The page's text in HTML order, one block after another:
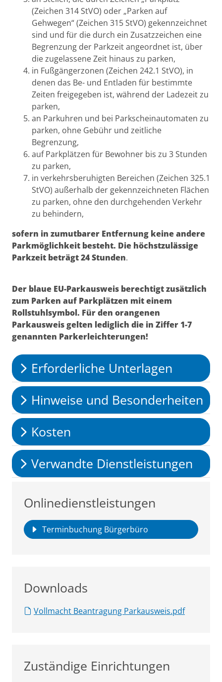
(Zeichen 314 StVO) oder „Parken auf
Gehwegen“ (Zeichen 315 StVO) gekennzeichnet
sind und für die durch ein Zusatzzeichen eine
Begrenzung der Parkzeit angeordnet ist, über
die zugelassene Zeit hinaus zu parken,
in Fußgängerzonen (Zeichen 242.1 StVO), in
denen das Be- und Entladen für bestimmte
Zeiten freigegeben ist, während der Ladezeit zu
parken,
an Parkuhren und bei Parkscheinautomaten zu
parken, ohne Gebühr und zeitliche
Begrenzung,
auf Parkplätzen für Bewohner bis zu 3 Stunden
zu parken,
in verkehrsberuhigten Bereichen (Zeichen 325.1
StVO) außerhalb der gekennzeichneten Flächen
zu parken, ohne den durchgehenden Verkehr
zu behindern,
sofern in zumutbarer Entfernung keine andere
Parkmöglichkeit besteht. Die höchstzulässige
Parkzeit beträgt 24 Stunden.
Der blaue EU-Parkausweis berechtigt zusätzlich
zum Parken auf Parkplätzen mit einem
Rollstuhlsymbol. Für den orangenen
Parkausweis gelten lediglich die in Ziffer 1-7
genannten Parkerleichterungen!
Erforderliche Unterlagen
Hinweise und Besonderheiten
Kosten
Verwandte Dienstleistungen
Onlinedienstleistungen
Terminbuchung Bürgerbüro
Downloads
Vollmacht Beantragung Parkausweis.pdf
Zuständige Einrichtungen